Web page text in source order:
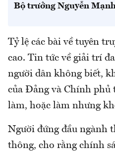
Bộ trưởng Nguyễn
Tỷ lệ các bài về tuyên
cao. Tin tức về giải trí
người dân không biết,
của Đảng và Chính
làm, hoặc làm nhưng
Người đứng đầu ngành
thông, cho rằng chính